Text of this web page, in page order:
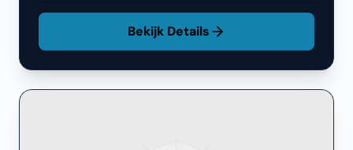
Bekijk Details